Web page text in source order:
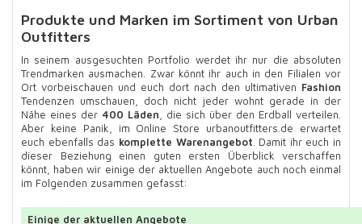
Produkte und Marken im Sortiment von Urban
Outfitters
In seinem ausgesuchten Portfolio werdet ihr nur die absoluten
Trendmarken ausmachen. Zwar könnt ihr auch in den Filialen vor
Ort vorbeischauen und euch dort nach den ultimativen Fashion
Tendenzen umschauen, doch nicht jeder wohnt gerade in der
Nähe eines der 400 Läden, die sich über den Erdball verteilen.
Aber keine Panik, im Online Store urbanoutfitters.de erwartet
euch ebenfalls das komplette Warenangebot. Damit ihr euch in
dieser Beziehung einen guten ersten Überblick verschaffen
könnt, haben wir einige der aktuellen Angebote auch noch einmal
im Folgenden zusammen gefasst:
Einige der aktuellen Angebote